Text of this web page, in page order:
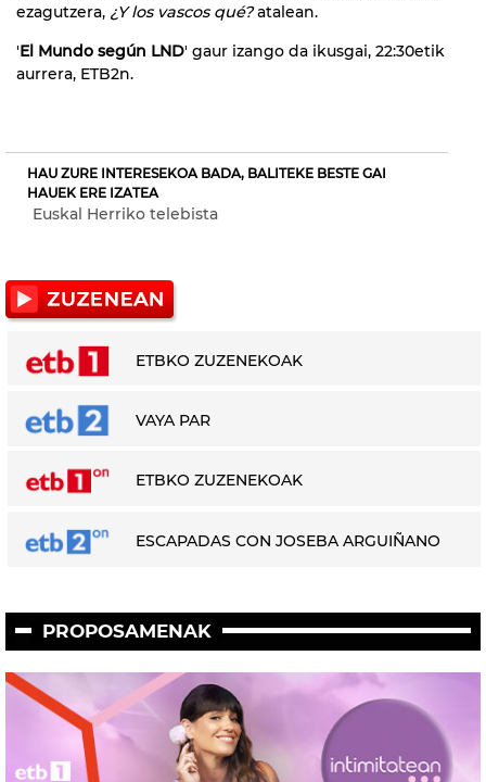
ezagutzera, ¿Y los vascos qué?atalean.
'El Mundo según LND' gaur izango da ikusgai, 22:30etik
aurrera, ETB2n.
HAU ZURE INTERESEKOA BADA, BALITEKE BESTE GAI
HAUEK ERE IZATEA
Euskal Herriko telebista
ETBKO ZUZENEKOAK
VAYA PAR
ETBKO ZUZENEKOAK
ESCAPADAS CON JOSEBA ARGUIÑANO
PROPOSAMENAK